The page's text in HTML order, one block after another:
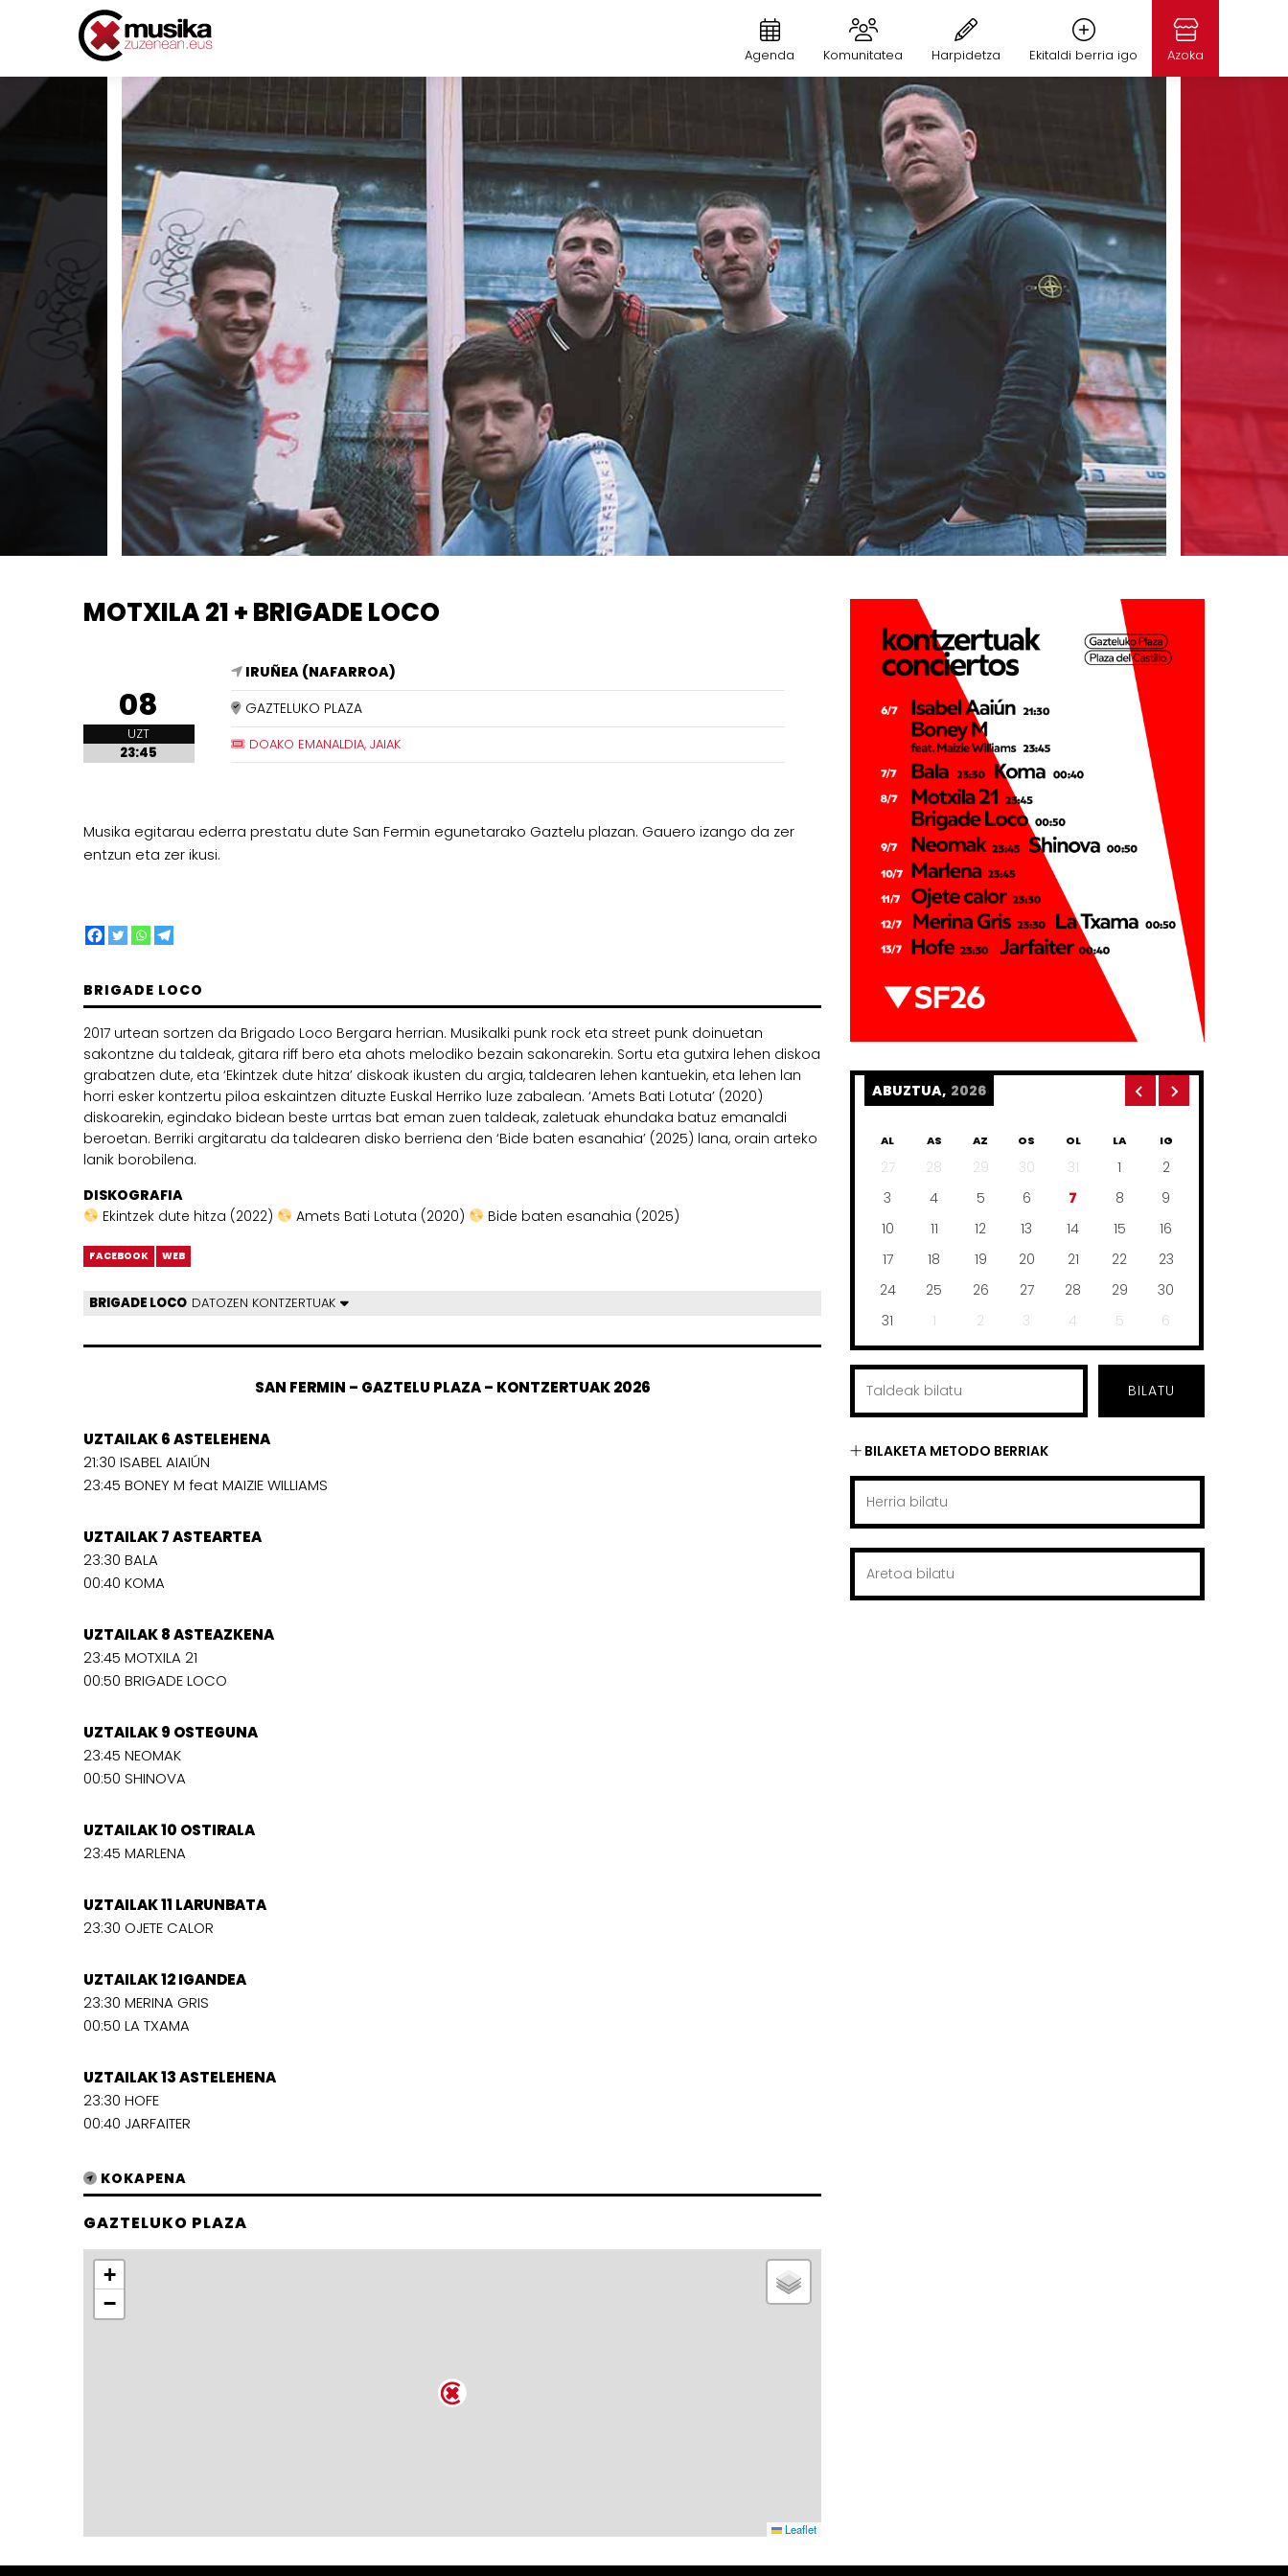
Agenda Komunitatea Harpidetza Ekitaldi berria igo Azoka
MOTXILA 21 + BRIGADE LOCO
08
UZT
23:45
IRUÑEA (NAFARROA)
GAZTELUKO PLAZA
DOAKO EMANALDIA, JAIAK
Musika egitarau ederra prestatu dute San Fermin egunetarako Gaztelu plazan. Gauero izango da zer
entzun eta zer ikusi.
BRIGADE LOCO
2017 urtean sortzen da Brigado Loco Bergara herrian. Musikalki punk rock eta street punk doinuetan
sakontzne du taldeak, gitara riff bero eta ahots melodiko bezain sakonarekin. Sortu eta gutxira lehen diskoa
grabatzen dute, eta ‘Ekintzek dute hitza’ diskoak ikusten du argia, taldearen lehen kantuekin, eta lehen lan
horri esker kontzertu piloa eskaintzen dituzte Euskal Herriko luze zabalean. ‘Amets Bati Lotuta’ (2020)
diskoarekin, egindako bidean beste urrtas bat eman zuen taldeak, zaletuak ehundaka batuz emanaldi
beroetan. Berriki argitaratu da taldearen disko berriena den ‘Bide baten esanahia’ (2025) lana, orain arteko
lanik borobilena.
DISKOGRAFIA
Ekintzek dute hitza (2022)
Amets Bati Lotuta (2020) Bide baten esanahia (2025)
FACEBOOK WEB
BRIGADE LOCO DATOZEN KONTZERTUAK
SAN FERMIN – GAZTELU PLAZA – KONTZERTUAK 2026
UZTAILAK 6 ASTELEHENA
21:30 ISABEL AIAIÚN
23:45 BONEY M feat MAIZIE WILLIAMS
UZTAILAK 7 ASTEARTEA
23:30 BALA
00:40 KOMA
UZTAILAK 8 ASTEAZKENA
23:45 MOTXILA 21
00:50 BRIGADE LOCO
UZTAILAK 9 OSTEGUNA
23:45 NEOMAK
00:50 SHINOVA
UZTAILAK 10 OSTIRALA
23:45 MARLENA
UZTAILAK 11 LARUNBATA
23:30 OJETE CALOR
UZTAILAK 12 IGANDEA
23:30 MERINA GRIS
00:50 LA TXAMA
UZTAILAK 13 ASTELEHENA
23:30 HOFE
00:40 JARFAITER
KOKAPENA
GAZTELUKO PLAZA
+
−
Leaflet
ABUZTUA, 2026
AL AS AZ OS OL LA IG
27 28 29 30 31 1
2
3
4 5 6 7 8
9
10
11 12 13 14 15
16
17
18 19 20 21 22
23
24
25 26 27 28 29
30
31
1 2 3 4 5 6
BILATU
BILAKETA METODO BERRIAK